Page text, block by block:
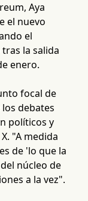
Aya
el nuevo
el
la salida
enero.
focal de
debates
políticos y
"A medida
de 'lo que la
núcleo de
a la vez".